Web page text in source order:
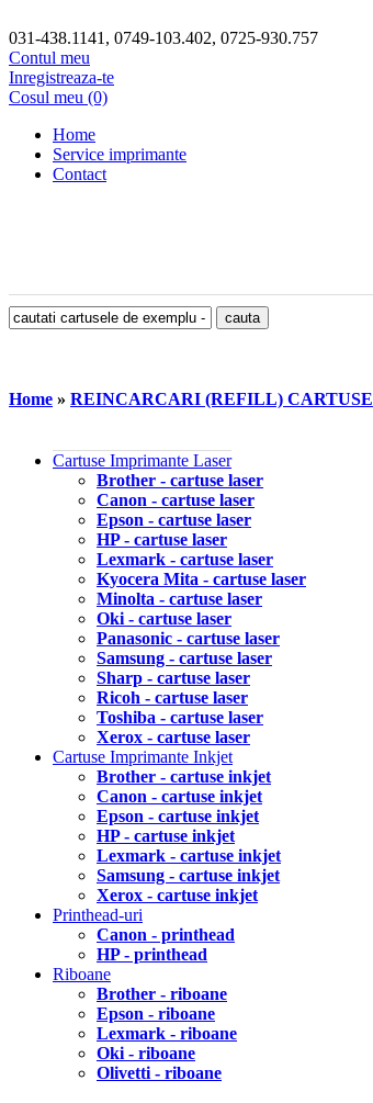
031-438.1141, 0749-103.402, 0725-930.757
Contul meu
Inregistreaza-te
Cosul meu (0)
Home
Service imprimante
Contact
Home » REINCARCARI (REFILL) CARTUSE
Cartuse Imprimante Laser
Brother - cartuse laser
Canon - cartuse laser
Epson - cartuse laser
HP - cartuse laser
Lexmark - cartuse laser
Kyocera Mita - cartuse laser
Minolta - cartuse laser
Oki - cartuse laser
Panasonic - cartuse laser
Samsung - cartuse laser
Sharp - cartuse laser
Ricoh - cartuse laser
Toshiba - cartuse laser
Xerox - cartuse laser
Cartuse Imprimante Inkjet
Brother - cartuse inkjet
Canon - cartuse inkjet
Epson - cartuse inkjet
HP - cartuse inkjet
Lexmark - cartuse inkjet
Samsung - cartuse inkjet
Xerox - cartuse inkjet
Printhead-uri
Canon - printhead
HP - printhead
Riboane
Brother - riboane
Epson - riboane
Lexmark - riboane
Oki - riboane
Olivetti - riboane